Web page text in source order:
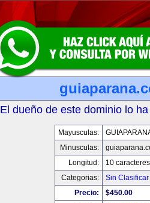
El dueño de este dominio lo
Mayusculas:
Minusculas:
Longitud:
10 caracteres
Categorias:
Sin Clasificar
Precio:
$450.00